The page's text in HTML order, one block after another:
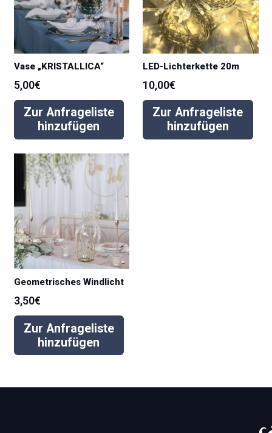
Vase „KRISTALLICA“
5,00€
Zur Anfrageliste
hinzufügen
LED-Lichterkette 20m
10,00€
Zur Anfrageliste
hinzufügen
Geometrisches Windlicht
3,50€
Zur Anfrageliste
hinzufügen